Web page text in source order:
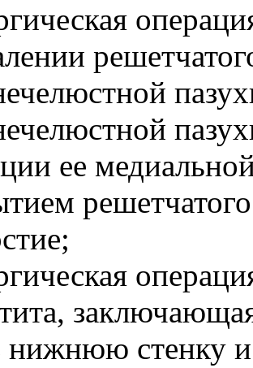
ее
нижнюю стенку